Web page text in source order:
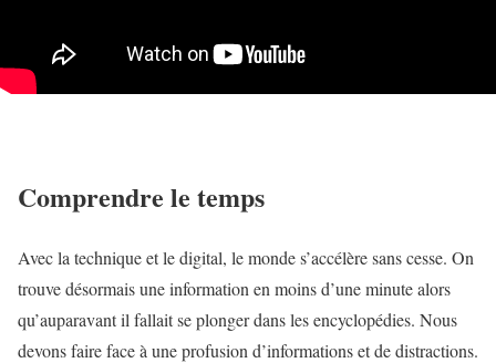
Comprendre le temps
Avec la technique et le digital, le monde s’accélère sans cesse. On
trouve désormais une information en moins d’une minute alors
qu’auparavant il fallait se plonger dans les encyclopédies. Nous
devons faire face à une profusion d’informations et de distractions.